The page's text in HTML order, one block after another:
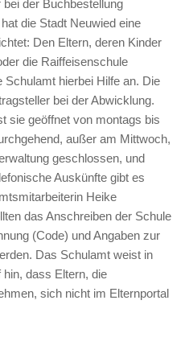
der Buchbestellung
die Stadt Neuwied eine
Den Eltern, deren Kinder
die Raiffeisenschule
hierbei Hilfe an. Die
bei der Abwicklung.
sie geöffnet von montags bis
außer am Mittwoch,
geschlossen, und
Auskünfte gibt es
Heike
das Anschreiben der Schule
(Code) und Angaben zur
Das Schulamt weist in
dass Eltern, die
sich nicht im Elternportal